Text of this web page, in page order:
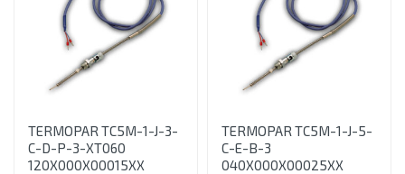
TERMOPAR TC5M-1-J-3-
C-D-P-3-XT060
120X000X00015XX
TERMOPAR TC5M-1-J-5-
C-E-B-3
040X000X00025XX